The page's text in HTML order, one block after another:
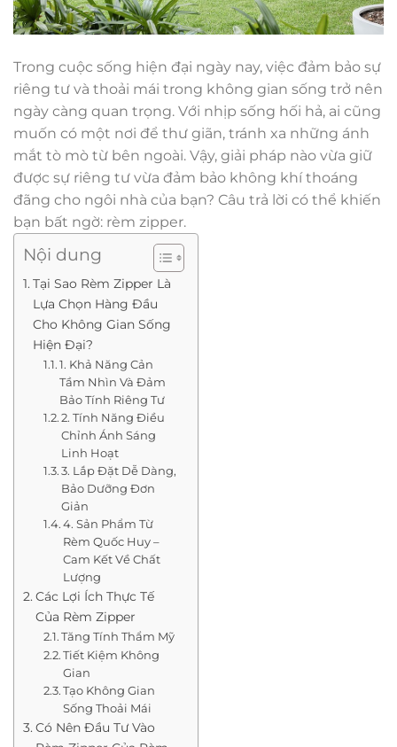
Trong cuộc sống hiện đại ngày nay, việc đảm bảo sự
riêng tư và thoải mái trong không gian sống trở nên
ngày càng quan trọng. Với nhịp sống hối hả, ai cũng
muốn có một nơi để thư giãn, tránh xa những ánh
mắt tò mò từ bên ngoài. Vậy, giải pháp nào vừa giữ
được sự riêng tư vừa đảm bảo không khí thoáng
đãng cho ngôi nhà của bạn? Câu trả lời có thể khiến
bạn bất ngờ: rèm zipper.
Nội dung
Tại Sao Rèm Zipper Là
Lựa Chọn Hàng Đầu
Cho Không Gian Sống
Hiện Đại?
1. Khả Năng Cản
Tầm Nhìn Và Đảm
Bảo Tính Riêng Tư
2. Tính Năng Điều
Chỉnh Ánh Sáng
Linh Hoạt
3. Lắp Đặt Dễ Dàng,
Bảo Dưỡng Đơn
Giản
4. Sản Phẩm Từ
Rèm Quốc Huy –
Cam Kết Về Chất
Lượng
Các Lợi Ích Thực Tế
Của Rèm Zipper
Tăng Tính Thẩm Mỹ
Tiết Kiệm Không
Gian
Tạo Không Gian
Sống Thoải Mái
Có Nên Đầu Tư Vào